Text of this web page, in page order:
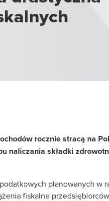
rocznie stracą na
naliczania składki
planowanych w
fiskalne